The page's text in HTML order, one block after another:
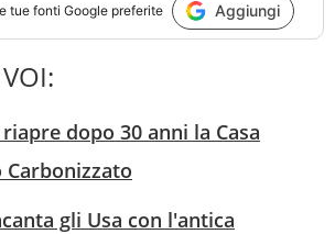
tue fonti Google preferite Aggiungi
dopo 30 anni la Casa
gli Usa con l'antica